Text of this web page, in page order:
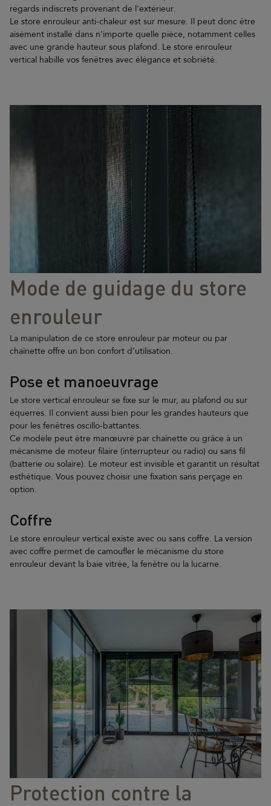
regards indiscrets provenant de l'extérieur.
Le store enrouleur anti-chaleur est sur mesure. Il peut donc être
aisément installé dans n'importe quelle pièce, notamment celles
avec une grande hauteur sous plafond. Le store enrouleur
vertical habille vos fenêtres avec élégance et sobriété.
Mode de guidage du store
enrouleur
La manipulation de ce store enrouleur par moteur ou par
chaînette offre un bon confort d’utilisation.
Pose et manoeuvrage
Le store vertical enrouleur se fixe sur le mur, au plafond ou sur
équerres. Il convient aussi bien pour les grandes hauteurs que
pour les fenêtres oscillo-battantes.
Ce modèle peut être manœuvré par chaînette ou grâce à un
mécanisme de moteur filaire (interrupteur ou radio) ou sans fil
(batterie ou solaire). Le moteur est invisible et garantit un résultat
esthétique. Vous pouvez choisir une fixation sans perçage en
option.
Coffre
Le store enrouleur vertical existe avec ou sans coffre. La version
avec coffre permet de camoufler le mécanisme du store
enrouleur devant la baie vitrée, la fenêtre ou la lucarne.
Protection contre la